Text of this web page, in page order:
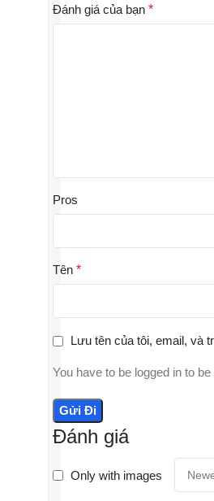
Đánh giá
Only with images
Đánh giá của bạn *
Pros
Tên *
Lưu tên của tôi, email, và
You have to be logged in to